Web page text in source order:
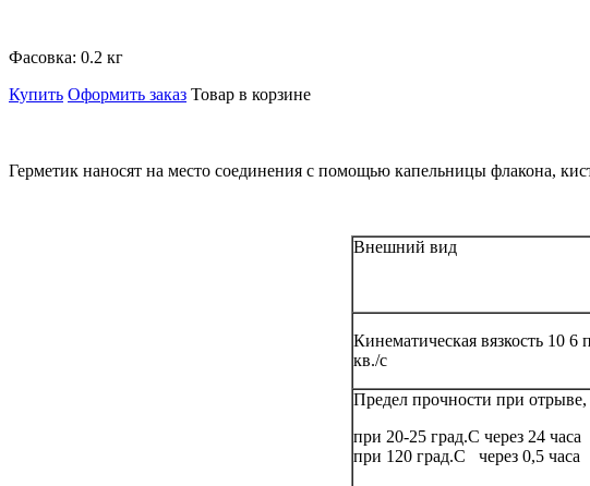
Фасовка: 0.2 кг
Купить Оформить заказ Товар в корзине
Герметик наносят на место соединения с помощью капельницы флакона,
Внешний вид
Кинематическая вязкость 10 6
кв./с
Предел прочности при
при 20-25 град.С через 24 часа
при 120 град.С через 0,5 часа